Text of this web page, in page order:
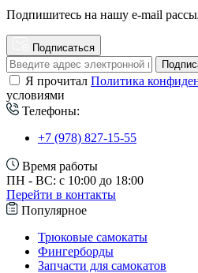
Подпишитесь на нашу e-mail
Подписаться
Я прочитал Политика
условиями
Телефоны:
+7 (978) 827-15-55
Время работы
ПН - ВС: с 10:00 до 18:00
Перейти в контакты
Популярное
Трюковые самокаты
Фингерборды
Запчасти для самокатов